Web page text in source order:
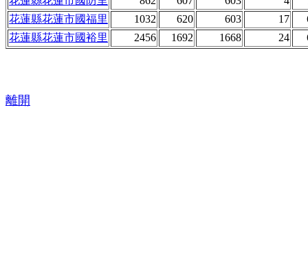
花蓮縣花蓮市國福里
1032 620 603 17
花蓮縣花蓮市國裕里
2456 1692 1668 24
離開